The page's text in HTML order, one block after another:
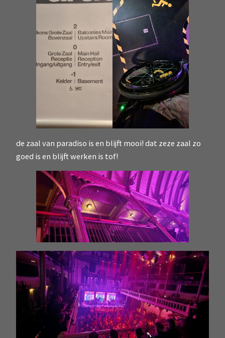
de zaal van paradiso is en blijft mooi! dat zeze zaal zo
goed is en blijft werken is tof!